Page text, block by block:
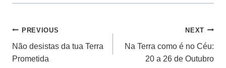
Navegação
de
PREVIOUS
Não desistas da tua Terra
Prometida
NEXT
Na Terra como é no Céu:
20 a 26 de Outubro